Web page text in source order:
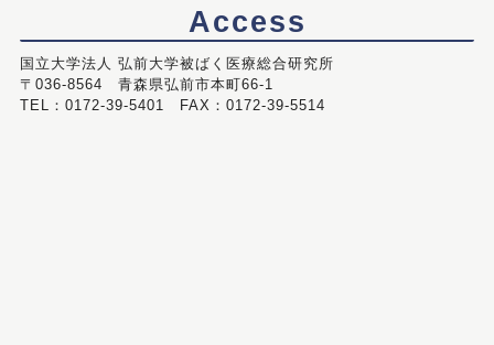
Access
国立大学法人 弘前大学被ばく医療総合研究所
〒036-8564 青森県弘前市本町66-1
TEL：0172-39-5401 FAX：0172-39-5514